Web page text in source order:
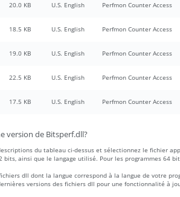
20.0 KB U.S. English Perfmon Counter Access
18.5 KB U.S. English Perfmon Counter Access
19.0 KB U.S. English Perfmon Counter Access
22.5 KB U.S. English Perfmon Counter Access
17.5 KB U.S. English Perfmon Counter Access
version de Bitsperf.dll?
du tableau ci-dessus et sélectionnez le fichier
bits, ainsi que le langage utilisé. Pour les programmes 64
dll dont la langue correspond à la langue de votre
versions des fichiers dll pour une fonctionnalité à